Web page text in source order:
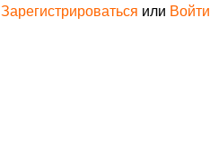
Зарегистрироваться или Войти